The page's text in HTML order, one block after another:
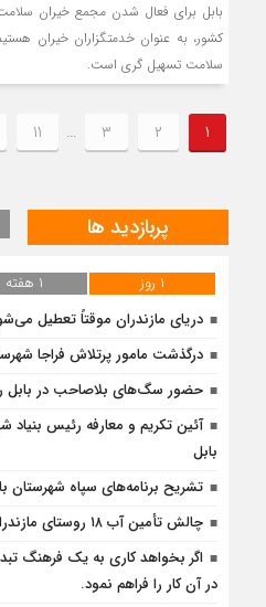
بابل برای فعال شدن مجمع خیران
کشور، به عنوان خدمتگزاران خیران
سلامت تسهیل گری است.
۱ ۲ ۳ … ۱۱
پربازدید ها
۱ روز ۱ هفته
دریای مازندران موقتاً تعطیل
درگذشت مامور پرتلاش فراجا
حضور سگ‌های بلاصاحب در بابل
آئین تکریم و معارفه رئیس بنیاد
بابل
تشریح برنامه‌های سپاه شهرستان
چالش تأمین آب ۱۸ روستای مازندران برای کشت دوم برنج
اگر بخواهد کاری به یک فرهنگ
در آن کار را فراهم نمود.